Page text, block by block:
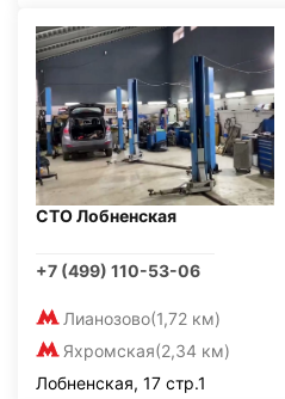
СТО Лобненская
+7 (499) 110-53-06
Лианозово(1,72 км)
Яхромская(2,34 км)
Лобненская, 17 стр.1